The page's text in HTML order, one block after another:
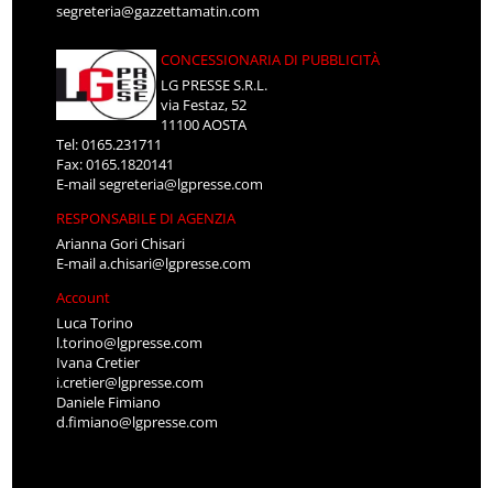
segreteria@gazzettamatin.com
CONCESSIONARIA DI PUBBLICITÀ
LG PRESSE S.R.L.
via Festaz, 52
11100 AOSTA
Tel: 0165.231711
Fax: 0165.1820141
E-mailsegreteria@lgpresse.com
RESPONSABILE DI AGENZIA
Arianna Gori Chisari
E-maila.chisari@lgpresse.com
Account
Luca Torino
l.torino@lgpresse.com
Ivana Cretier
i.cretier@lgpresse.com
Daniele Fimiano
d.fimiano@lgpresse.com